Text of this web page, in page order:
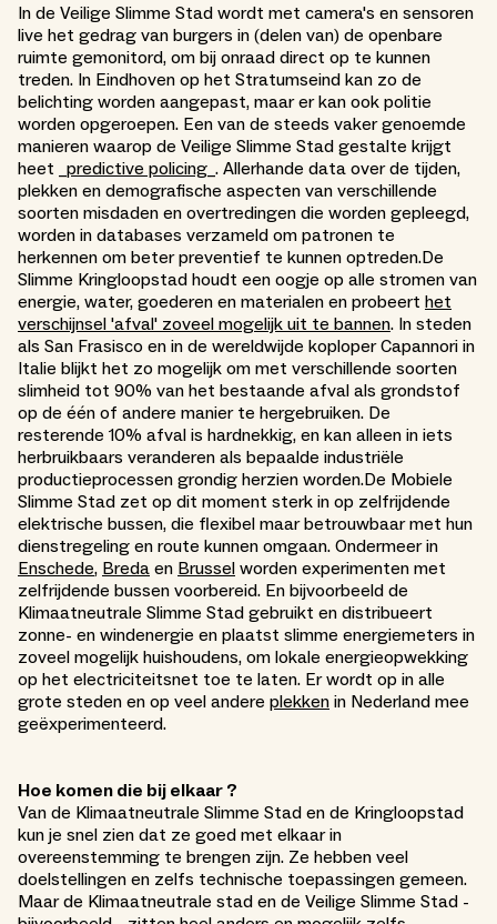
In de Veilige Slimme Stad wordt met camera's en sensoren
live het gedrag van burgers in (delen van) de openbare
ruimte gemonitord, om bij onraad direct op te kunnen
treden. In Eindhoven op het Stratumseind kan zo de
belichting worden aangepast, maar er kan ook politie
worden opgeroepen. Een van de steeds vaker genoemde
manieren waarop de Veilige Slimme Stad gestalte krijgt
heet _ predictive policing_ . Allerhande data over de tijden,
plekken en demografische aspecten van verschillende
soorten misdaden en overtredingen die worden gepleegd,
worden in databases verzameld om patronen te
herkennen om beter preventief te kunnen optreden.De
Slimme Kringloopstad houdt een oogje op alle stromen van
energie, water, goederen en materialen en probeert het
verschijnsel 'afval' zoveel mogelijk uit te bannen. In steden
als San Frasisco en in de wereldwijde koploper Capannori in
Italie blijkt het zo mogelijk om met verschillende soorten
slimheid tot 90% van het bestaande afval als grondstof
op de één of andere manier te hergebruiken. De
resterende 10% afval is hardnekkig, en kan alleen in iets
herbruikbaars veranderen als bepaalde industriële
productieprocessen grondig herzien worden.De Mobiele
Slimme Stad zet op dit moment sterk in op zelfrijdende
elektrische bussen, die flexibel maar betrouwbaar met hun
dienstregeling en route kunnen omgaan. Ondermeer in
Enschede, Breda en Brussel worden experimenten met
zelfrijdende bussen voorbereid. En bijvoorbeeld de
Klimaatneutrale Slimme Stad gebruikt en distribueert
zonne- en windenergie en plaatst slimme energiemeters in
zoveel mogelijk huishoudens, om lokale energieopwekking
op het electriciteitsnet toe te laten. Er wordt op in alle
grote steden en op veel andere plekken in Nederland mee
geëxperimenteerd.
Hoe komen die bij elkaar ?
Van de Klimaatneutrale Slimme Stad en de Kringloopstad
kun je snel zien dat ze goed met elkaar in
overeenstemming te brengen zijn. Ze hebben veel
doelstellingen en zelfs technische toepassingen gemeen.
Maar de Klimaatneutrale stad en de Veilige Slimme Stad -